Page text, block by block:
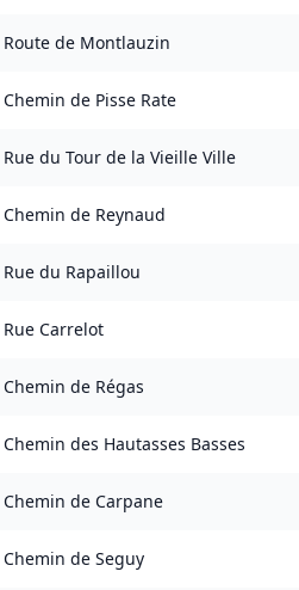
Route de Montlauzin
Chemin de Pisse Rate
Rue du Tour de la Vieille Ville
Chemin de Reynaud
Rue du Rapaillou
Rue Carrelot
Chemin de Régas
Chemin des Hautasses Basses
Chemin de Carpane
Chemin de Seguy